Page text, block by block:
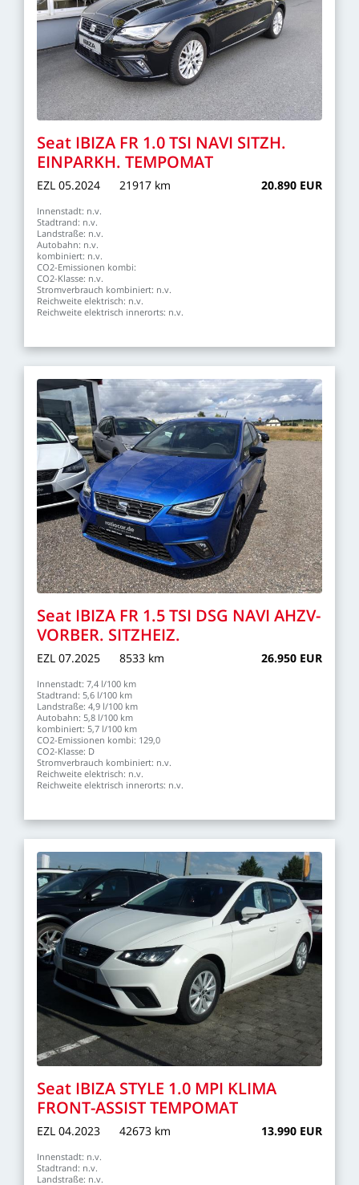
Seat IBIZA FR 1.0TSI NAVI SITZH.
EINPARKH. TEMPOMAT
EZL 05.2024 21917 km 20.890 EUR
Innenstadt: n.v.
Stadtrand: n.v.
Landstraße: n.v.
Autobahn: n.v.
kombiniert: n.v.
CO2-Emissionen kombi:
CO2-Klasse: n.v.
Stromverbrauch kombiniert: n.v.
Reichweite elektrisch: n.v.
Reichweite elektrisch innerorts: n.v.
Seat IBIZA FR 1.5TSI DSG NAVI AHZV-
VORBER. SITZHEIZ.
EZL 07.2025 8533 km 26.950 EUR
Innenstadt: 7,4 l/100 km
Stadtrand: 5,6 l/100 km
Landstraße: 4,9 l/100 km
Autobahn: 5,8 l/100 km
kombiniert: 5,7 l/100 km
CO2-Emissionen kombi: 129,0
CO2-Klasse: D
Stromverbrauch kombiniert: n.v.
Reichweite elektrisch: n.v.
Reichweite elektrisch innerorts: n.v.
Seat IBIZA STYLE 1.0 MPI KLIMA
FRONT-ASSISTTEMPOMAT
EZL 04.2023 42673 km 13.990 EUR
Innenstadt: n.v.
Stadtrand: n.v.
Landstraße: n.v.